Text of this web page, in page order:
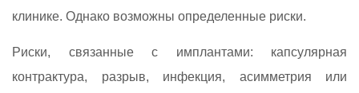
клинике. Однако возможны определенные риски.
Риски, связанные с имплантами: капсулярная
контрактура, разрыв, инфекция, асимметрия или